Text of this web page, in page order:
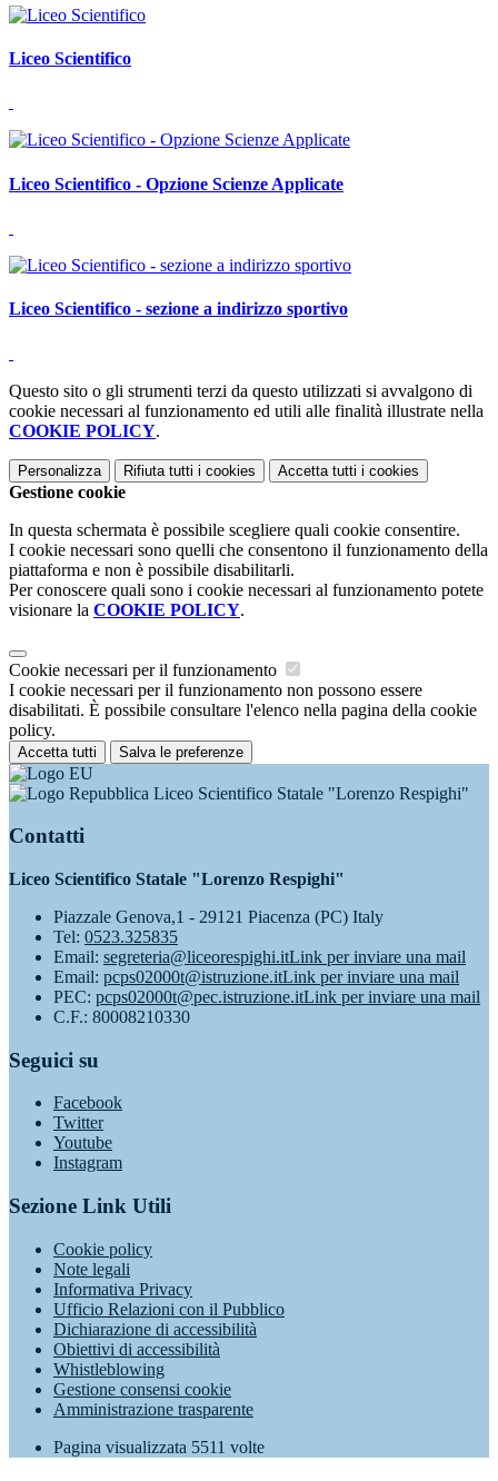
Liceo Scientifico
Liceo Scientifico - Opzione Scienze Applicate
Liceo Scientifico - sezione a indirizzo sportivo
Questo sito o gli strumenti terzi da questo utilizzati si avvalgono di
cookie necessari al funzionamento ed utili alle finalità illustrate nella
COOKIE POLICY.
Personalizza Rifiuta tutti i cookies Accetta tutti i cookies
Gestione cookie
In questa schermata è possibile scegliere quali cookie consentire.
I cookie necessari sono quelli che consentono il funzionamento della
piattaforma e non è possibile disabilitarli.
Per conoscere quali sono i cookie necessari al funzionamento potete
visionare la COOKIE POLICY.
Cookie necessari per il funzionamento
I cookie necessari per il funzionamento non possono essere
disabilitati. È possibile consultare l'elenco nella pagina della cookie
policy.
Accetta tutti Salva le preferenze
Liceo Scientifico Statale "Lorenzo Respighi"
Contatti
Liceo Scientifico Statale "Lorenzo Respighi"
Piazzale Genova,1 - 29121 Piacenza (PC) Italy
Tel: 0523.325835
Email: segreteria@liceorespighi.itLink per inviare una mail
Email: pcps02000t@istruzione.itLink per inviare una mail
PEC: pcps02000t@pec.istruzione.itLink per inviare una mail
C.F.: 80008210330
Seguici su
Facebook
Twitter
Youtube
Instagram
Sezione Link Utili
Cookie policy
Note legali
Informativa Privacy
Ufficio Relazioni con il Pubblico
Dichiarazione di accessibilità
Obiettivi di accessibilità
Whistleblowing
Gestione consensi cookie
Amministrazione trasparente
Pagina visualizzata 5511 volte